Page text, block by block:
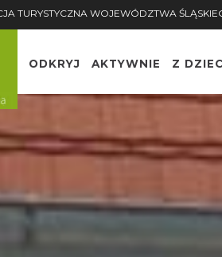
TURYSTYCZNA WOJEWÓDZTWA
ODKRYJ AKTYWNIE Z